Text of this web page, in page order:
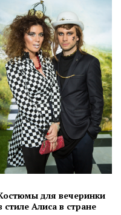
для вечеринки
стиле Алиса в стране